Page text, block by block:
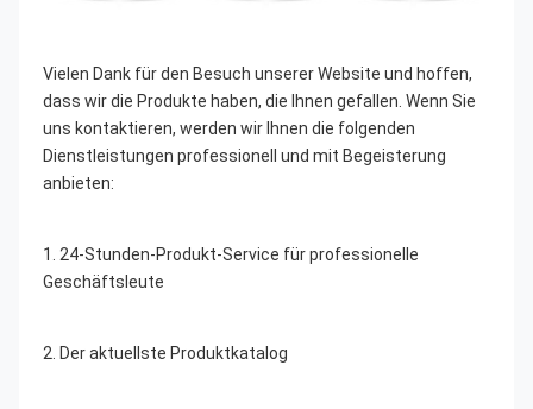
Vielen Dank für den Besuch unserer Website und hoffen,
dass wir die Produkte haben, die Ihnen gefallen. Wenn Sie
uns kontaktieren, werden wir Ihnen die folgenden
Dienstleistungen professionell und mit Begeisterung
anbieten:
1. 24-Stunden-Produkt-Service für professionelle
Geschäftsleute
2. Der aktuellste Produktkatalog